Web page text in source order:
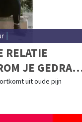
|
RELATIE
JE GEDRAG
JE JE VOELT
uit oude pijn